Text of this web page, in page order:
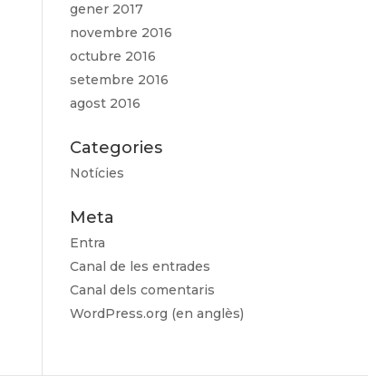
gener 2017
novembre 2016
octubre 2016
setembre 2016
agost 2016
Categories
Notícies
Meta
Entra
Canal de les entrades
Canal dels comentaris
WordPress.org (en anglès)